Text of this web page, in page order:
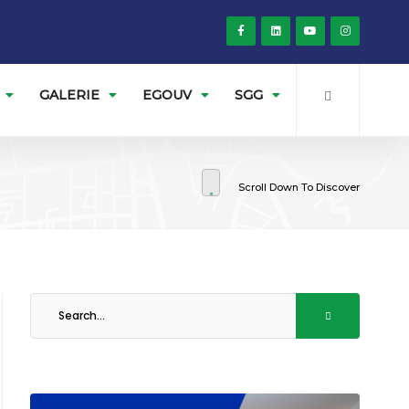
GALERIE EGOUV SGG
Scroll Down To Discover